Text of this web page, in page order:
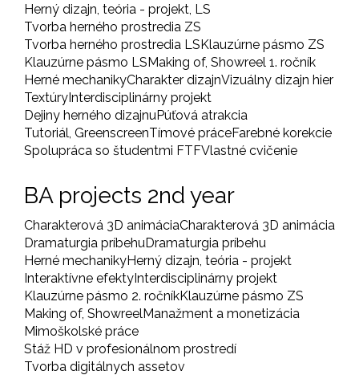
Herný dizajn, teória - projekt, LS
Tvorba herného prostredia ZS
Tvorba herného prostredia LSKlauzúrne pásmo ZS
Klauzúrne pásmo LSMaking of, Showreel 1. ročník
Herné mechanikyCharakter dizajnVizuálny dizajn hier
TextúryInterdisciplinárny projekt
Dejiny herného dizajnuPúťová atrakcia
Tutoriál, GreenscreenTímové práceFarebné korekcie
Spolupráca so študentmi FTFVlastné cvičenie
BA projects 2nd year
Charakterová 3D animáciaCharakterová 3D animácia
Dramaturgia príbehuDramaturgia príbehu
Herné mechanikyHerný dizajn, teória - projekt
Interaktívne efektyInterdisciplinárny projekt
Klauzúrne pásmo 2. ročníkKlauzúrne pásmo ZS
Making of, ShowreelManažment a monetizácia
Mimoškolské práce
Stáž HD v profesionálnom prostredí
Tvorba digitálnych assetov